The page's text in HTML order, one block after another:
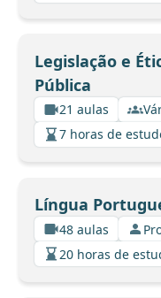
Legislação e
Pública
21 aulas
7 horas de
Língua
48 aulas
20 horas de